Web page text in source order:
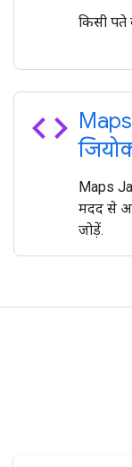
किसी पते
code
Maps
मदद से
जोड़ें.